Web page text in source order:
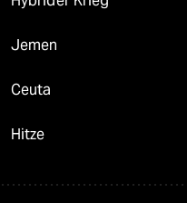
Jemen
Ceuta
Hitze